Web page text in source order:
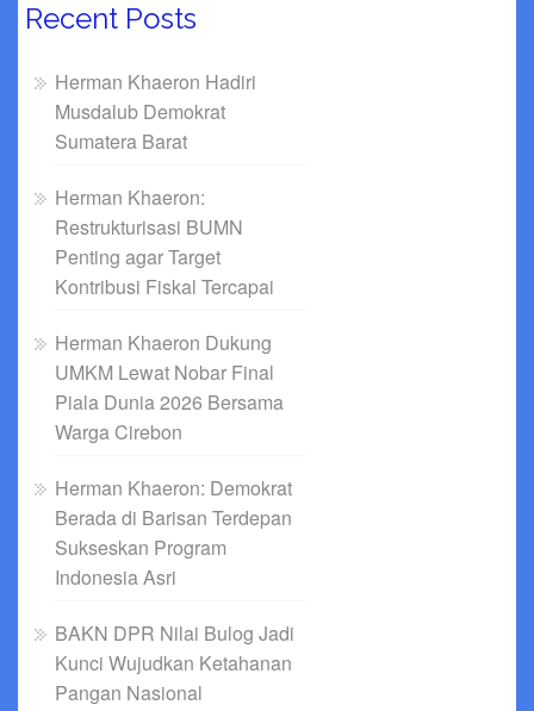
Recent Posts
Herman Khaeron Hadiri
Musdalub Demokrat
Sumatera Barat
Herman Khaeron:
Restrukturisasi BUMN
Penting agar Target
Kontribusi Fiskal Tercapai
Herman Khaeron Dukung
UMKM Lewat Nobar Final
Piala Dunia 2026 Bersama
Warga Cirebon
Herman Khaeron: Demokrat
Berada di Barisan Terdepan
Sukseskan Program
Indonesia Asri
BAKN DPR Nilai Bulog Jadi
Kunci Wujudkan Ketahanan
Pangan Nasional